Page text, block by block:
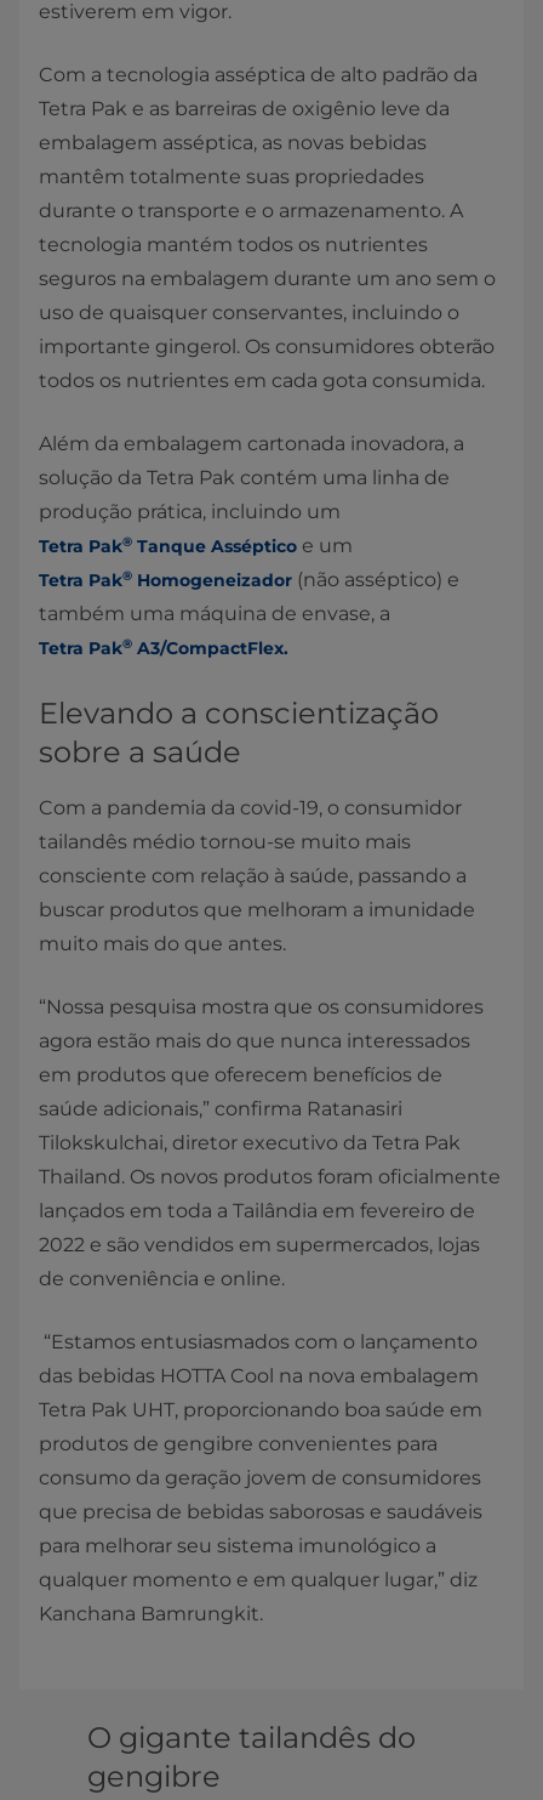
estiverem em vigor.
Com a tecnologia asséptica de alto padrão da
Tetra Pak e as barreiras de oxigênio leve da
embalagem asséptica, as novas bebidas
mantêm totalmente suas propriedades
durante o transporte e o armazenamento. A
tecnologia mantém todos os nutrientes
seguros na embalagem durante um ano sem o
uso de quaisquer conservantes, incluindo o
importante gingerol. Os consumidores obterão
todos os nutrientes em cada gota consumida.
Além da embalagem cartonada inovadora, a
solução da Tetra Pak contém uma linha de
produção prática, incluindo um
Tetra Pak® Tanque Asséptico e um
Tetra Pak® Homogeneizador (não asséptico) e
também uma máquina de envase, a
Tetra Pak® A3/CompactFlex.
Elevando a conscientização
sobre a saúde
Com a pandemia da covid-19, o consumidor
tailandês médio tornou-se muito mais
consciente com relação à saúde, passando a
buscar produtos que melhoram a imunidade
muito mais do que antes.
“Nossa pesquisa mostra que os consumidores
agora estão mais do que nunca interessados
em produtos que oferecem benefícios de
saúde adicionais,” confirma Ratanasiri
Tilokskulchai, diretor executivo da Tetra Pak
Thailand. Os novos produtos foram oficialmente
lançados em toda a Tailândia em fevereiro de
2022 e são vendidos em supermercados, lojas
de conveniência e online.
“Estamos entusiasmados com o lançamento
das bebidas HOTTA Cool na nova embalagem
Tetra Pak UHT, proporcionando boa saúde em
produtos de gengibre convenientes para
consumo da geração jovem de consumidores
que precisa de bebidas saborosas e saudáveis
para melhorar seu sistema imunológico a
qualquer momento e em qualquer lugar,” diz
Kanchana Bamrungkit.
O gigante tailandês do
gengibre